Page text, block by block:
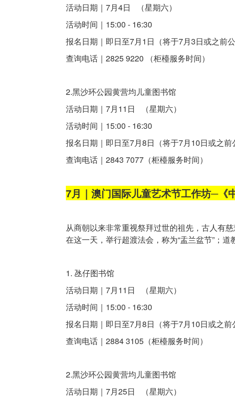
活动日期｜7月4日 （星期六）
活动时间｜15:00 - 16:30
报名日期｜即日至7月1日（将于7月3日或之前公
查询电话｜2825 9220 （柜檯服务时间）
2.黑沙环公园黄营均儿童图书馆
活动日期｜7月11日 （星期六）
活动时间｜15:00 - 16:30
报名日期｜即日至7月8日（将于7月10日或之前
查询电话｜2843 7077（柜檯服务时间）
7月｜澳门国际儿童艺术节工作坊─《
从商朝以来非常重视祭拜过世的祖先，古人有
在这一天，举行超渡法会，称为“盂兰盆节”；
1. 氹仔图书馆
活动日期｜7月11日 （星期六）
活动时间｜15:00 - 16:30
报名日期｜即日至7月8日（将于7月10日或之前
查询电话｜2884 3105（柜檯服务时间）
2.黑沙环公园黄营均儿童图书馆
活动日期｜7月25日 （星期六）